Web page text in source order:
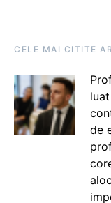
CELE MAI CITITE
de